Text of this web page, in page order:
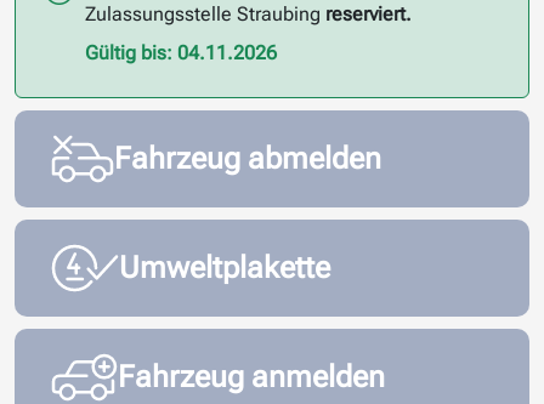
Zulassungsstelle Straubing reserviert.
Gültig bis: 04.11.2026
Fahrzeug abmelden
Umweltplakette
Fahrzeug anmelden